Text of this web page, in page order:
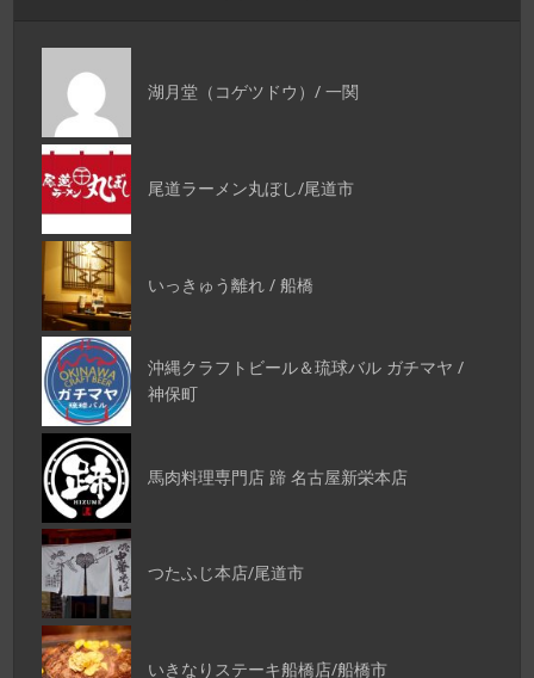
湖月堂（コゲツドウ）/ 一関
尾道ラーメン丸ぼし/尾道市
いっきゅう離れ / 船橋
沖縄クラフトビール＆琉球バル ガチマヤ /
神保町
馬肉料理専門店 蹄 名古屋新栄本店
つたふじ本店/尾道市
いきなりステーキ船橋店/船橋市